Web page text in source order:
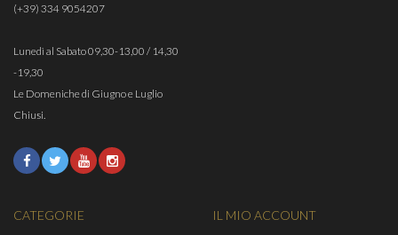
(+39) 334 9054207
Lunedì al Sabato 09,30-13,00 / 14,30
-19,30
Le Domeniche di Giugno e Luglio
Chiusi.
CATEGORIE IL MIO ACCOUNT